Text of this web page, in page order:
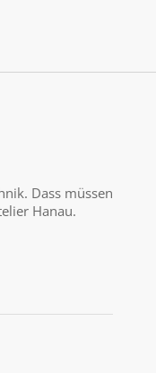
Dass müssen
Hanau.